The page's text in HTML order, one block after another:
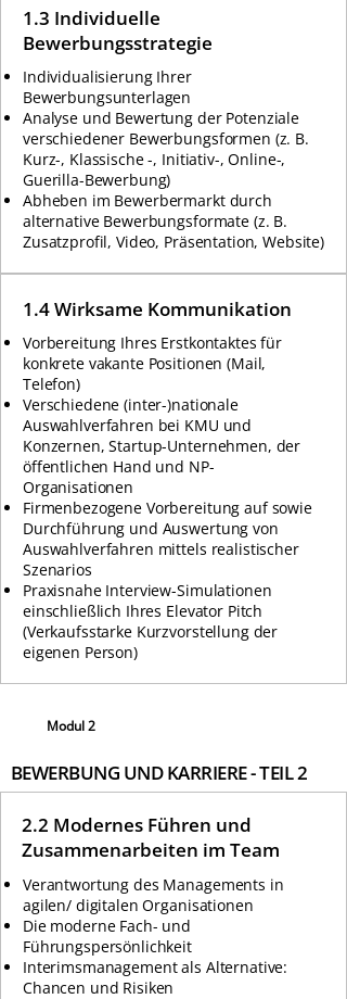
1.3 Individuelle
Bewerbungsstrategie
Individualisierung Ihrer
Bewerbungsunterlagen
Analyse und Bewertung der Potenziale
verschiedener Bewerbungsformen (z. B.
Kurz-, Klassische -, Initiativ-, Online-,
Guerilla-Bewerbung)
Abheben im Bewerbermarkt durch
alternative Bewerbungsformate (z. B.
Zusatzprofil, Video, Präsentation, Website)
1.4 Wirksame Kommunikation
Vorbereitung Ihres Erstkontaktes für
konkrete vakante Positionen (Mail,
Telefon)
Verschiedene (inter-)nationale
Auswahlverfahren bei KMU und
Konzernen, Startup-Unternehmen, der
öffentlichen Hand und NP-
Organisationen
Firmenbezogene Vorbereitung auf sowie
Durchführung und Auswertung von
Auswahlverfahren mittels realistischer
Szenarios
Praxisnahe Interview-Simulationen
einschließlich Ihres Elevator Pitch
(Verkaufsstarke Kurzvorstellung der
eigenen Person)
Modul 2
BEWERBUNG UND KARRIERE - TEIL 2
2.2 Modernes Führen und
Zusammenarbeiten im Team
Verantwortung des Managements in
agilen/ digitalen Organisationen
Die moderne Fach- und
Führungspersönlichkeit
Interimsmanagement als Alternative:
Chancen und Risiken